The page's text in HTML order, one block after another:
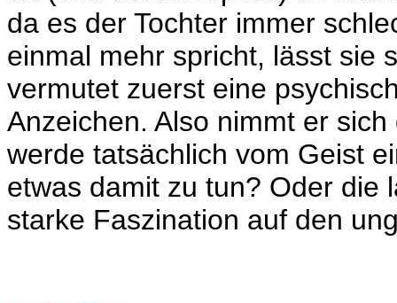
da es der Tochter immer
einmal mehr spricht, lässt sie
vermutet zuerst eine
Anzeichen. Also nimmt er
werde tatsächlich vom Geist
etwas damit zu tun? Oder die
starke Faszination auf den